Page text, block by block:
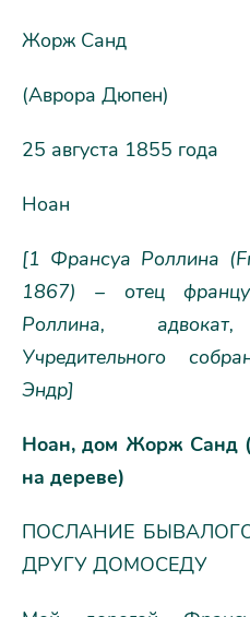
Жорж Санд
(Аврора Дюпен)
25 августа 1855 года
Ноан
[1 Франсуа Роллинa
1867) – отец
Роллинa,
Учредительного
Эндр]
Ноан, дом Жорж Санд
на дереве)
ПОСЛАНИЕ
ДРУГУ ДОМОСЕДУ